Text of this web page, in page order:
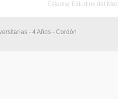
Estudiar Estudios del
- 4 Años - Cordón